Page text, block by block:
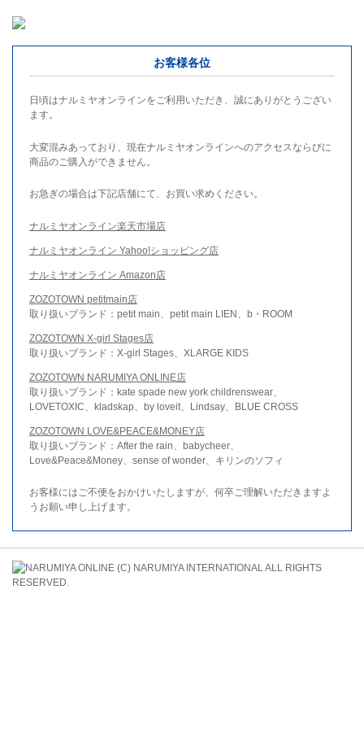
お客様各位
日頃はナルミヤオンラインをご利用いただき、誠にありがとうござい
ます。
大変混みあっており、現在ナルミヤオンラインへのアクセスならびに
商品のご購入ができません。
お急ぎの場合は下記店舗にて、お買い求めください。
ナルミヤオンライン楽天市場店
ナルミヤオンライン Yahoo!ショッピング店
ナルミヤオンライン Amazon店
ZOZOTOWN petitmain店
取り扱いブランド：petit main、petit main LIEN、b・ROOM
ZOZOTOWN X-girl Stages店
取り扱いブランド：X-girl Stages、XLARGE KIDS
ZOZOTOWN NARUMIYA ONLINE店
取り扱いブランド：kate spade new york childrenswear、
LOVETOXIC、kladskap、by loveit、Lindsay、BLUE CROSS
ZOZOTOWN LOVE&PEACE&MONEY店
取り扱いブランド：After the rain、babycheer、
Love&Peace&Money、sense of wonder、キリンのソフィ
お客様にはご不便をおかけいたしますが、何卒ご理解いただきますよ
うお願い申し上げます。